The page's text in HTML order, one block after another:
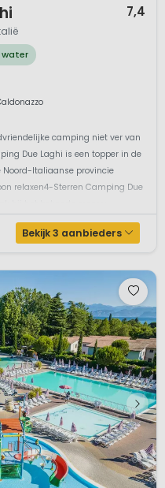
7,4
water
camping niet ver van
Due Laghi is een topper in de
Italiaanse provincie
relaxen4-Sterren Camping Due
Bekijk 3 aanbieders